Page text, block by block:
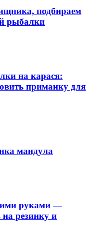
подбираем
рыбалки
на карася:
приманку для
мандула
руками —
резинку и